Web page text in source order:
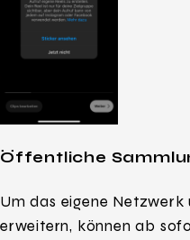
Öffentliche
Um das eigene
erweitern, können ab